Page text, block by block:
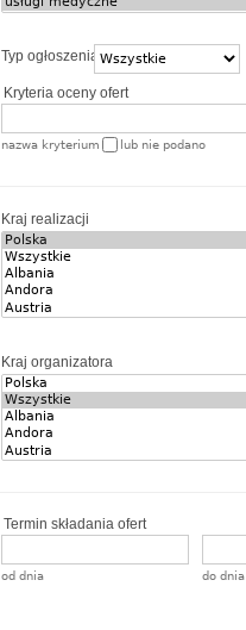
Typ ogłoszenia
Kryteria oceny ofert
nazwa kryterium lub nie podano
Kraj realizacji
Kraj organizatora
Termin składania ofert
od dnia do dnia